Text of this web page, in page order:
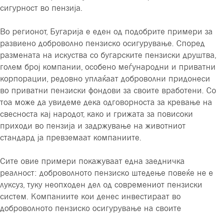
сигурност во пензија.
Во регионот, Бугарија е еден од подобрите примери за
развиено доброволно пензиско осигурување. Според
размената на искуства со бугарските пензиски друштва,
голем број компании, особено меѓународни и приватни
корпорации, редовно уплаќаат доброволни придонеси
во приватни пензиски фондови за своите вработени. Со
тоа може да увидеме дека одговорноста за кревање на
свесноста кај народот, како и грижата за повисоки
приходи во пензија и задржување на животниот
стандард ја превземаат компаниите.
Сите овие примери покажуваат една заедничка
реалност: доброволното пензиско штедење повеќе не е
луксуз, туку неопходен дел од современиот пензиски
систем. Компаниите кои денес инвестираат во
доброволното пензиско осигурување на своите